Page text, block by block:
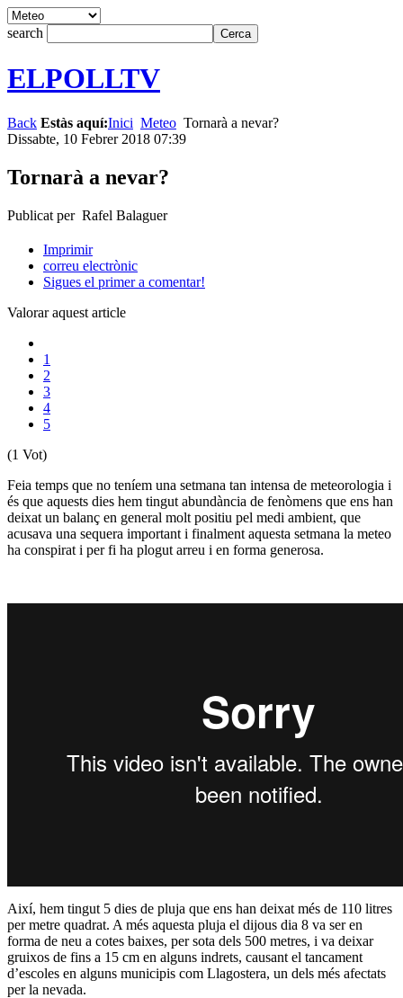
search
ELPOLLTV
Back Estàs aquí:Inici Meteo Tornarà a nevar?
Dissabte, 10 Febrer 2018 07:39
Tornarà a nevar?
Publicat per Rafel Balaguer
Imprimir
correu electrònic
Sigues el primer a comentar!
Valorar aquest article
1
2
3
4
5
(1 Vot)
Feia temps que no teníem una setmana tan intensa de meteorologia i
és que aquests dies hem tingut abundància de fenòmens que ens han
deixat un balanç en general molt positiu pel medi ambient, que
acusava una sequera important i finalment aquesta setmana la meteo
ha conspirat i per fi ha plogut arreu i en forma generosa.
Així, hem tingut 5 dies de pluja que ens han deixat més de 110 litres
per metre quadrat. A més aquesta pluja el dijous dia 8 va ser en
forma de neu a cotes baixes, per sota dels 500 metres, i va deixar
gruixos de fins a 15 cm en alguns indrets, causant el tancament
d’escoles en alguns municipis com Llagostera, un dels més afectats
per la nevada.